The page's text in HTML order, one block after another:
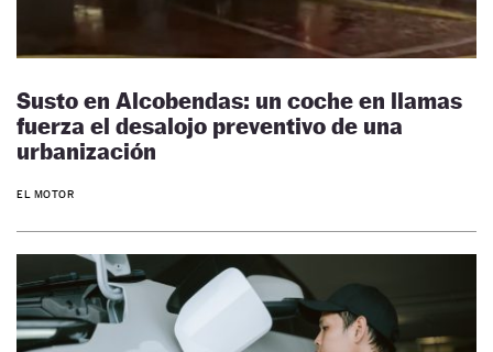
Susto en Alcobendas: un coche en llamas
fuerza el desalojo preventivo de una
urbanización
EL MOTOR